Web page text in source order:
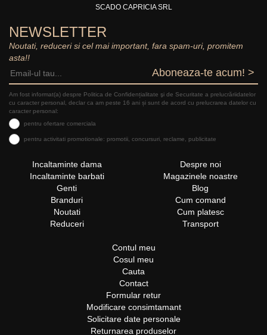
SCADO CAPRICIA SRL
NEWSLETTER
Noutati, reduceri si cel mai important, fara spam-uri, promitem
asta!!
Aboneaza-te acum! >
Am fost informat(a) despre Politica de Confidențialitate şi de Securitate a prelucrăriidatelor
cu caracter personal, declar ca am peste 16 ani și sunt de acord cu prelucrarea datelor cu
caracter personal:
pentru ofertare comerciala
pentru activitati promotionale: promotii, concursuri, reclame, publicitate
Incaltaminte dama
Incaltaminte barbati
Genti
Branduri
Noutati
Reduceri
Despre noi
Magazinele noastre
Blog
Cum comand
Cum platesc
Transport
Contul meu
Cosul meu
Cauta
Contact
Formular retur
Modificare consimtamant
Solicitare date personale
Returnarea produselor